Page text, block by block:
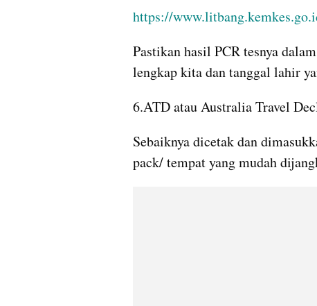
https://
Pastikan hasil PCR tesnya
lengkap kita dan tanggal lahir
6.ATD atau Australia Travel
Sebaiknya dicetak dan
pack/ tempat yang mudah